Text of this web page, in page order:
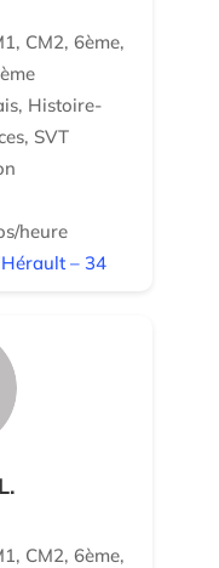
CM2, 6ème,
Histoire-
SVT
heure
– 34
CM2, 6ème,